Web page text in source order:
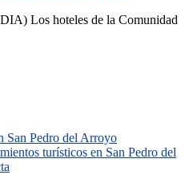
Los hoteles de la Comunidad
turísticos en San Pedro del